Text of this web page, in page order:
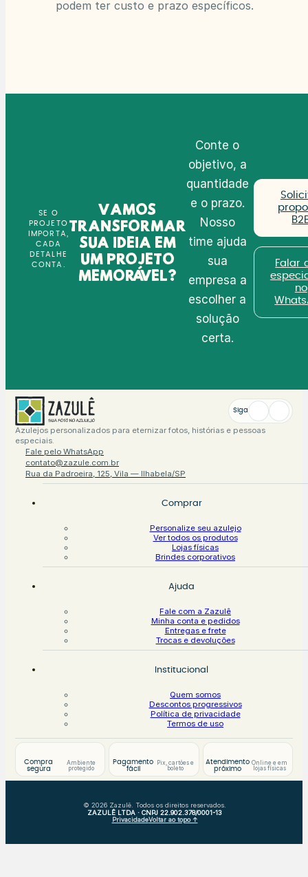
podem ter custo e prazo específicos.
SE O
PROJETO
IMPORTA,
CADA
DETALHE
CONTA.
Vamos
transformar
sua ideia em
um projeto
memorável?
Conte o
objetivo, a
quantidade
e o prazo.
Nosso
time ajuda
sua
empresa a
escolher a
solução
certa.
Falar
no
Siga
Azulejos personalizados para eternizar fotos, histórias e pessoas
especiais.
Fale pelo WhatsApp
contato@zazule.com.br
Rua da Padroeira, 125, Vila — Ilhabela/SP
Comprar
Personalize seu azulejo
Ver todos os produtos
Lojas físicas
Brindes corporativos
Ajuda
Fale com a Zazulê
Minha conta e pedidos
Entregas e frete
Trocas e devoluções
Institucional
Quem somos
Descontos progressivos
Política de privacidade
Termos de uso
Compra
segura
Ambiente
protegido
Pagamento
fácil
Pix, cartões e
boleto
Atendimento
próximo
Online e em
lojas físicas
© 2026 Zazulê. Todos os direitos reservados.
ZAZULÊ LTDA · CNPJ 22.902.378/0001-13
PrivacidadeVoltar ao topo ↑